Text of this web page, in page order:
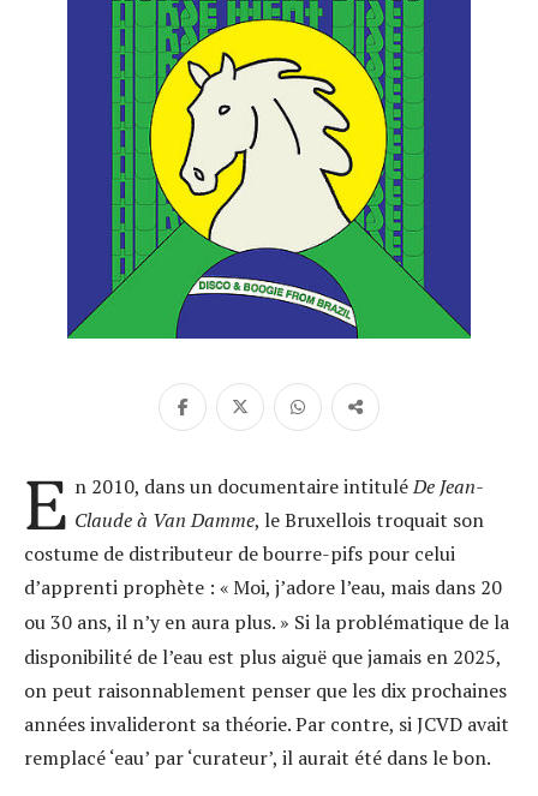
E n 2010, dans un documentaire intituléDe Jean-
Claude à Van Damme, le Bruxellois troquait son
costume de distributeur de bourre-pifs pour celui
d’apprenti prophète : «Moi, j’adore l’eau, mais dans 20
ou 30 ans, il n’y en aura plus. » Si la problématique de la
disponibilité de l’eau est plus aiguë que jamais en 2025,
on peut raisonnablement penser que les dix prochaines
années invalideront sa théorie. Par contre, si JCVD avait
remplacé ‘eau’ par ‘curateur’, il aurait été dans le bon.